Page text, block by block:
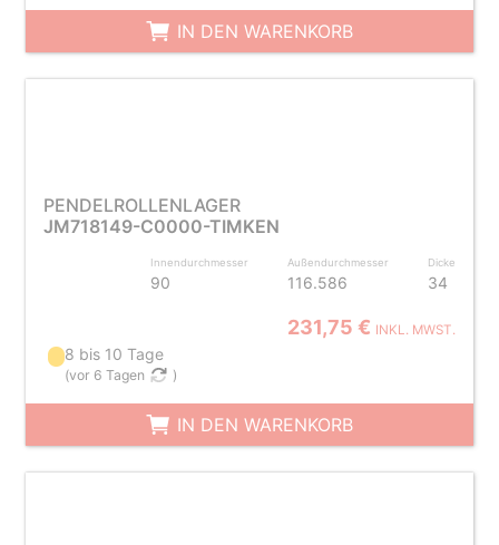
IN DEN WARENKORB
PENDELROLLENLAGER
JM718149-C0000-TIMKEN
Innendurchmesser
90
Außendurchmesser
116.586
Dicke
34
231,75 € INKL. MWST.
8 bis 10 Tage
(vor 6 Tagen )
IN DEN WARENKORB